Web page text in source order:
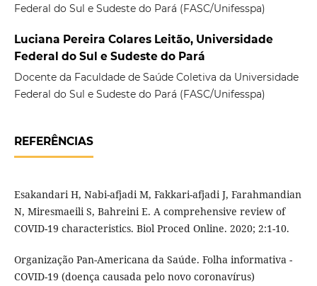
Federal do Sul e Sudeste do Pará (FASC/Unifesspa)
Luciana Pereira Colares Leitão, Universidade
Federal do Sul e Sudeste do Pará
Docente da Faculdade de Saúde Coletiva da Universidade
Federal do Sul e Sudeste do Pará (FASC/Unifesspa)
REFERÊNCIAS
Esakandari H, Nabi-afjadi M, Fakkari-afjadi J, Farahmandian
N, Miresmaeili S, Bahreini E. A comprehensive review of
COVID-19 characteristics. Biol Proced Online. 2020; 2:1-10.
Organização Pan-Americana da Saúde. Folha informativa -
COVID-19 (doença causada pelo novo coronavírus)